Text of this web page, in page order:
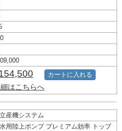
はこちらへ
カートに入れる
産機システム
用陸上ポンプ プレミアム効率 トップ